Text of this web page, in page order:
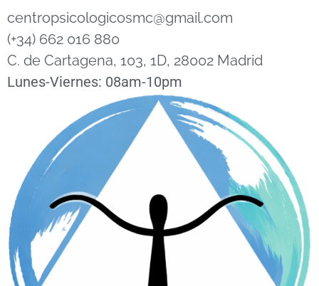
centropsicologicosmc@gmail.com
(+34) 662 016 880
C. de Cartagena, 103, 1D, 28002 Madrid
Lunes-Viernes: 08am-10pm